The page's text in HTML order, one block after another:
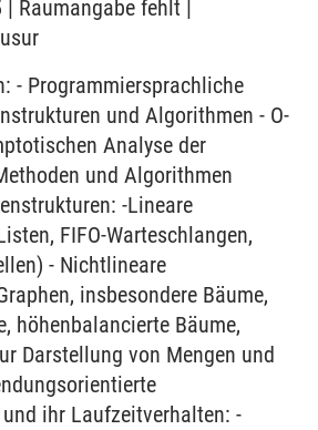
Raumangabe fehlt |
- Programmiersprachliche
und Algorithmen - O-
Analyse der
und Algorithmen
-Lineare
FIFO-Warteschlangen,
- Nichtlineare
insbesondere Bäume,
höhenbalancierte Bäume,
Darstellung von Mengen und
ihr Laufzeitverhalten: -